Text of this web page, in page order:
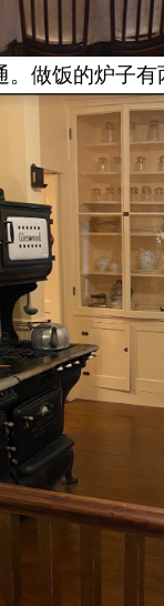
。做饭的炉子